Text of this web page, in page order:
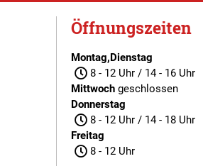
Öffnungszeiten
Montag,Dienstag
8 - 12 Uhr / 14 - 16 Uhr
Mittwoch geschlossen
Donnerstag
8 - 12 Uhr / 14 - 18 Uhr
Freitag
8 - 12 Uhr